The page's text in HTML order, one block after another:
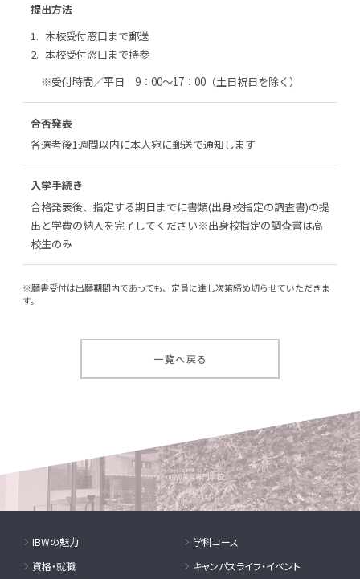
提出方法
本校受付窓口まで郵送
本校受付窓口まで持参
※受付時間／平日 9：00～17：00（土日祝日を除く）
合否発表
各選考後1週間以内に本人宛に郵送で通知します
入学手続き
合格発表後、指定する期日までに書類(出身校指定の調査書)の提
出と学費の納入を完了してください※出身校指定の調査書は高
校生のみ
※願書受付は出願期間内であっても、定員に達し次第締め切らせていただきま
す。
一覧へ戻る
IBWの魅力
学科コース
資格・就職
キャンパスライフ・イベント